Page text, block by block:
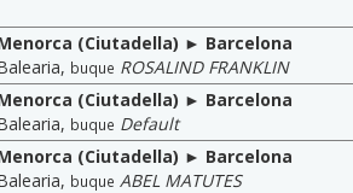
(Ciutadella) ► Barcelona
, buque ROSALIND FRANKLIN
(Ciutadella) ► Barcelona
, buque Default
(Ciutadella) ► Barcelona
, buque ABEL MATUTES